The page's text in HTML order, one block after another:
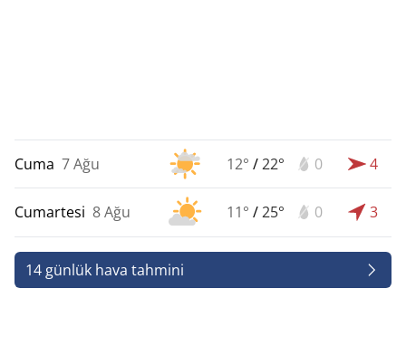
Cuma 7 Ağu 12° /22° 0 4
Cumartesi 8 Ağu 11° /25° 0 3
14 günlük hava tahmini